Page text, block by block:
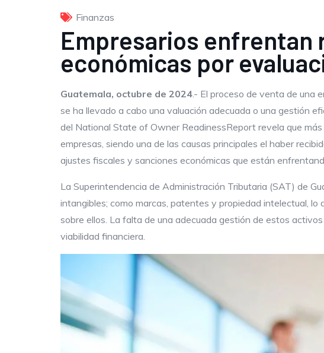
Finanzas
Empresarios enfrentan
económicas por
Guatemala, octubre de 2024.- El proceso de venta de una
se ha llevado a cabo una valuación adecuada o una gestión
del National State of Owner ReadinessReport revela que
empresas, siendo una de las causas principales el haber
ajustes fiscales y sanciones económicas que están
La Superintendencia de Administración Tributaria (SAT) de
intangibles; como marcas, patentes y propiedad intelectual,
sobre ellos. La falta de una adecuada gestión de estos
viabilidad financiera.